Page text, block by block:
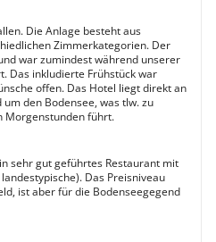
Die Anlage besteht aus
Zimmerkategorien. Der
war zumindest während unserer
Das inkludierte Frühstück war
offen. Das Hotel liegt direkt an
den Bodensee, was tlw. zu
Morgenstunden führt.
sehr gut geführtes Restaurant mit
Das Preisniveau
ist aber für die Bodenseegegend